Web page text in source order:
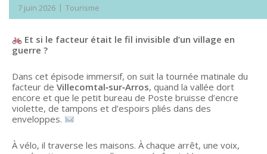
7 juin 2026 Tourisme
Et si le facteur était le fil invisible d’un village en
guerre ?
Dans cet épisode immersif, on suit la tournée matinale du
facteur de Villecomtal‑sur‑Arros, quand la vallée dort
encore et que le petit bureau de Poste bruisse d’encre
violette, de tampons et d’espoirs pliés dans des
enveloppes.
À vélo, il traverse les maisons. À chaque arrêt, une voix,